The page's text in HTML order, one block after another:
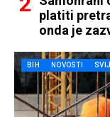
platiti
onda je
BIH NOVOSTI